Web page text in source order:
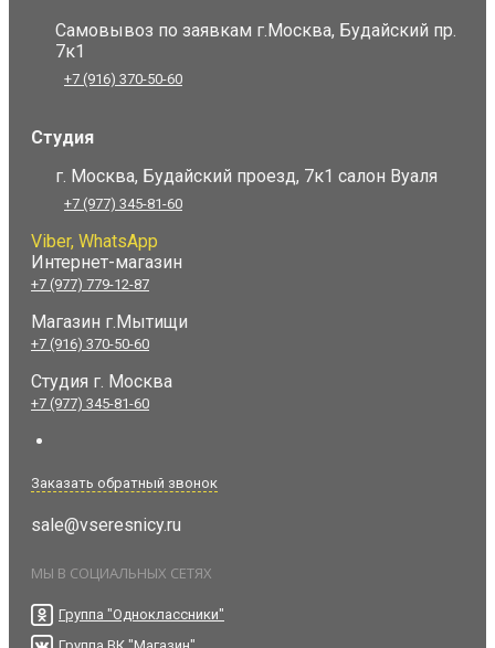
Самовывоз по заявкам г.Москва, Будайский пр.
7к1
+7 (916) 370-50-60
Студия
г. Москва, Будайский проезд, 7к1 салон Вуаля
+7 (977) 345-81-60
Viber, WhatsApp
Интернет-магазин
+7 (977) 779-12-87
Магазин г.Мытищи
+7 (916) 370-50-60
Студия г. Москва
+7 (977) 345-81-60
Заказать обратный звонок
sale@vseresnicy.ru
МЫ В СОЦИАЛЬНЫХ СЕТЯХ
Группа "Одноклассники"